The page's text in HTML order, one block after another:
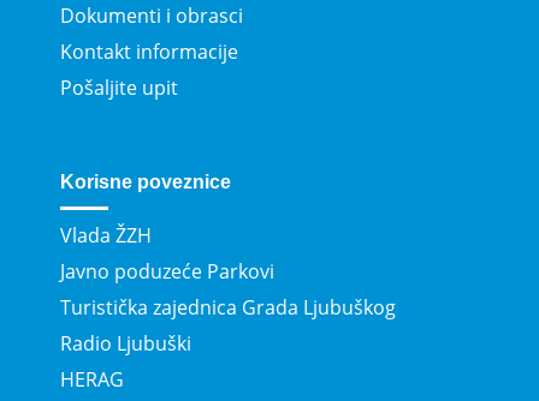
Dokumenti i obrasci
Kontakt informacije
Pošaljite upit
Korisne poveznice
Vlada ŽZH
Javno poduzeće Parkovi
Turistička zajednica Grada Ljubuškog
Radio Ljubuški
HERAG